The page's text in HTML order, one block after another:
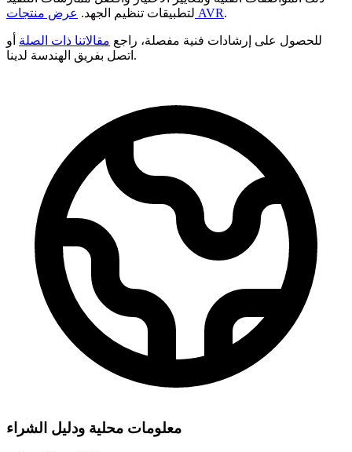
لتطبيقات تنظيم الجهد. عرض منتجات AVR.
للحصول على إرشادات فنية مفصلة، راجع مقالاتنا ذات الصلة أو
اتصل بفريق الهندسة لدينا.
معلومات محلية ودليل الشراء